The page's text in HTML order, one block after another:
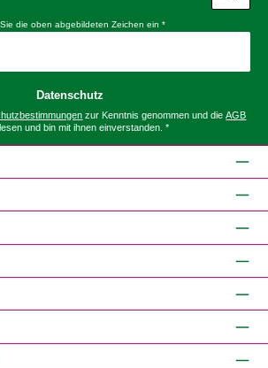
die oben abgebildeten Zeichen ein *
Datenschutz
zur Kenntnis genommen und dieAGB
und bin mit ihnen einverstanden. *